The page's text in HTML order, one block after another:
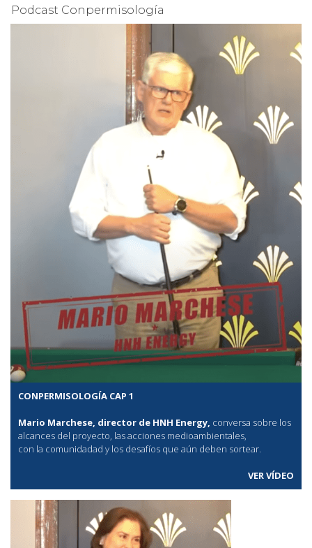
Podcast Conpermisología
CONPERMISOLOGÍA CAP 1
Mario Marchese, director de HNH Energy, conversa sobre los
alcances del proyecto, las acciones medioambientales,
con la comunidadad y los desafíos que aún deben sortear.
VER VÍDEO